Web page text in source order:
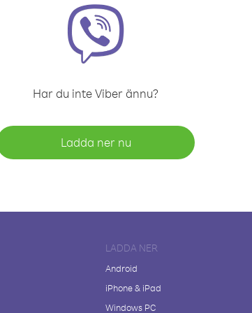
Har du inte Viber ännu?
Ladda ner nu
LADDA NER
Android
iPhone & iPad
Windows PC